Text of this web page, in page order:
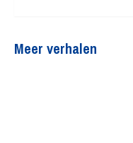
Meer verhalen